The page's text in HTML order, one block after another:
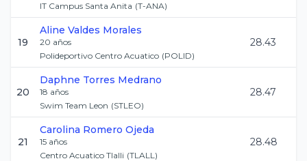
IT Campus Santa Anita (T-ANA)
19
Aline Valdes Morales
20 años
Polideportivo Centro Acuatico (POLID)
28.43
20
Daphne Torres Medrano
18 años
Swim Team Leon (STLEO)
28.47
21
Carolina Romero Ojeda
15 años
Centro Acuatico Tlalli (TLALL)
28.48